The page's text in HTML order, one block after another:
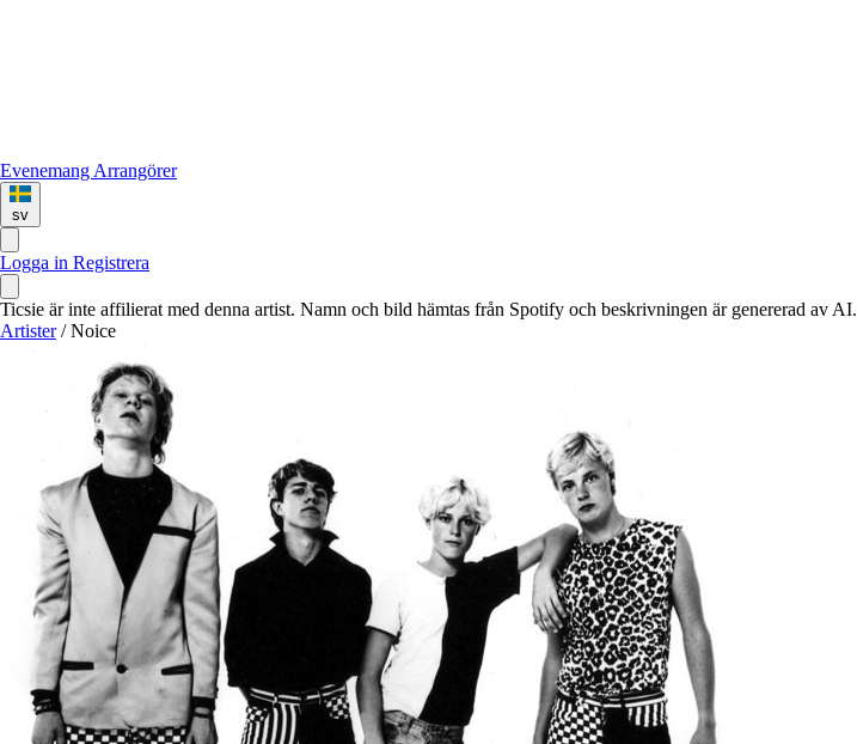
Evenemang Arrangörer
sv
Logga in Registrera
Ticsie är inte affilierat med denna artist. Namn och bild hämtas från Spotify och beskrivningen är genererad av AI.
Artister / Noice